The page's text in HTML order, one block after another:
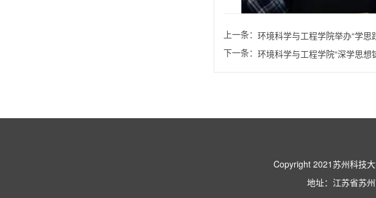
上一条： 环境科学与工程学院举办“学
下一条： 环境科学与工程学院“深学思
Copyright 2021苏州科技
地址：江苏省苏